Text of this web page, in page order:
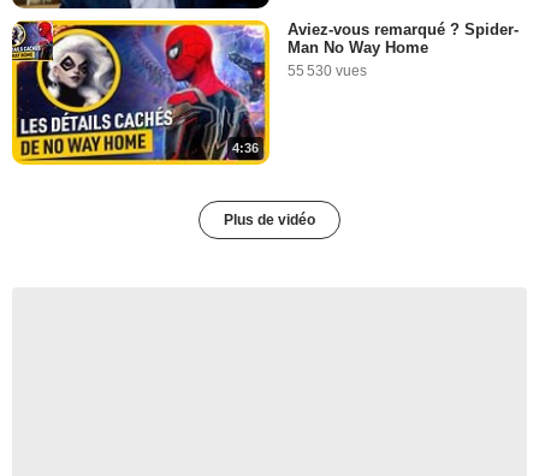
4:36
Aviez-vous remarqué ? Spider-
Man No Way Home
55 530 vues
Plus de vidéo